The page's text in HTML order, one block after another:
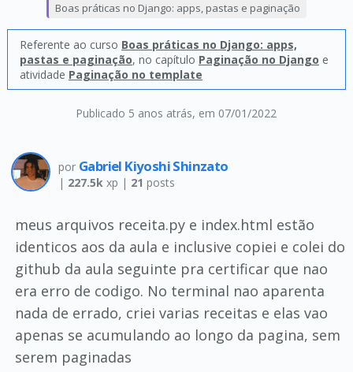
Publicado 5 anos atrás, em 07/01/2022
Boas práticas no Django: apps, pastas e paginação
Referente ao curso Boas práticas no Django: apps,
pastas e paginação, no capítulo Paginação no Django e
atividade Paginação no template
por Gabriel Kiyoshi Shinzato
| 227.5kxp | 21 posts
meus arquivos receita.py e index.html estão
identicos aos da aula e inclusive copiei e colei do
github da aula seguinte pra certificar que nao
era erro de codigo. No terminal nao aparenta
nada de errado, criei varias receitas e elas vao
apenas se acumulando ao longo da pagina, sem
serem paginadas